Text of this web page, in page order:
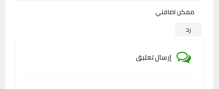
ممكن اضافتي
رد
إرسال تعليق